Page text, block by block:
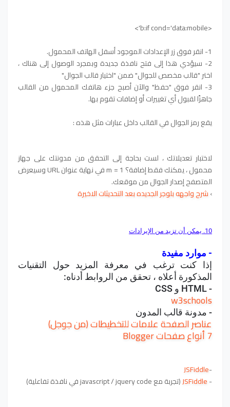
<b:if cond='data:mobile'>
1- انقر فوق زر الإعدادات الموجود أسفل الهاتف المحمول.
2- سيؤدي هذا إلى فتح نافذة جديدة وبمجرد الوصول إلى هناك ،
اختر "قالب مخصص للجوال" ضمن "اختيار قالب الجوال"
3- انقر فوق "حفظ" والآن أصبح جزء هاتفك المحمول من القالب
جاهزًا لقبول أي تغييرات أو إضافات تقوم بها.
يقع رمز الجوال في القالب داخل عبارات مثل هذه :
لاختبار تعديلاتك ، لست بحاجة إلى التحقق من مدونتك على جهاز
محمول ، يمكنك فقط إضافة؟ m = 1 في نهاية عنوان URL وسيعرض
المتصفح إصدار الجوال من موقعك.
›شرح واجهه بلوجر الجديده بعد التحديثات الاخيرة
10. يمكن أن تزيد من الإيرادات
- موارد مفيدة
إذا كنت ترغب في معرفة المزيد حول التقنيات
المذكورة أعلاه ، تحقق من الروابط أدناه:
- HTML و CSS
w3schools
- مدونة قالب المدون
عناصر الصفحة علامات للتخطيطات (من جوجل)
7 أنواع صفحات Blogger
-
JSFiddle
-
JSFiddle(تجربة مع javascript / jquery code في نافذة تفاعلية)